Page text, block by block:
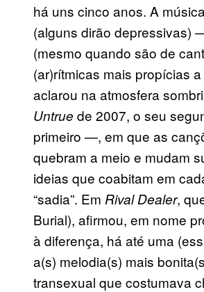
há uns cinco anos. A
(alguns dirão depressivas)
(mesmo quando são de
(ar)rítmicas mais propícias
aclarou na atmosfera
Untrue de 2007, o seu
primeiro —, em que as
quebram a meio e mudam
ideias que coabitam em
“sadia”. Em Rival Dealer,
Burial), afirmou, em nome
à diferença, há até uma
a(s) melodia(s) mais
transexual que costumava